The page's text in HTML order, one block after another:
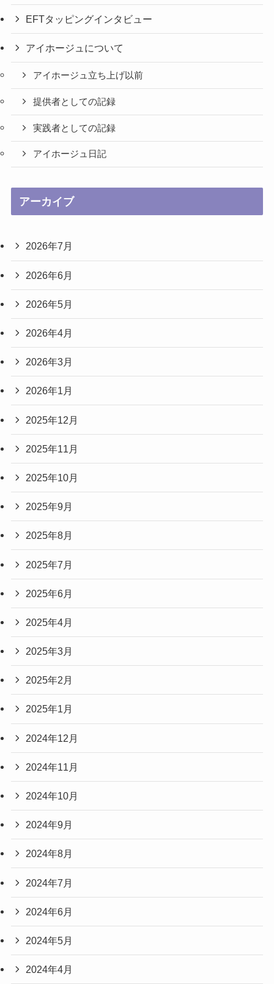
EFTタッピングインタビュー
アイホージュについて
アイホージュ立ち上げ以前
提供者としての記録
実践者としての記録
アイホージュ日記
アーカイブ
2026年7月
2026年6月
2026年5月
2026年4月
2026年3月
2026年1月
2025年12月
2025年11月
2025年10月
2025年9月
2025年8月
2025年7月
2025年6月
2025年4月
2025年3月
2025年2月
2025年1月
2024年12月
2024年11月
2024年10月
2024年9月
2024年8月
2024年7月
2024年6月
2024年5月
2024年4月